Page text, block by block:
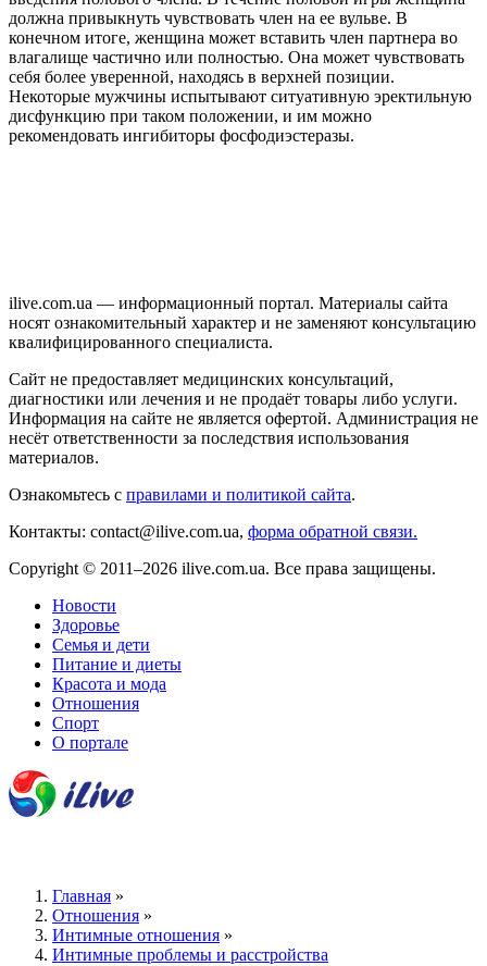
должна привыкнуть чувствовать член на ее вульве. В
конечном итоге, женщина может вставить член партнера во
влагалище частично или полностью. Она может чувствовать
себя более уверенной, находясь в верхней позиции.
Некоторые мужчины испытывают ситуативную эректильную
дисфункцию при таком положении, и им можно
рекомендовать ингибиторы фосфодиэстеразы.
ilive.com.ua — информационный портал. Материалы сайта
носят ознакомительный характер и не заменяют консультацию
квалифицированного специалиста.
Сайт не предоставляет медицинских консультаций,
диагностики или лечения и не продаёт товары либо услуги.
Информация на сайте не является офертой. Администрация не
несёт ответственности за последствия использования
материалов.
Ознакомьтесь с правилами и политикой сайта.
Контакты: contact@ilive.com.ua, форма обратной связи.
Copyright © 2011–2026 ilive.com.ua. Все права защищены.
Новости
Здоровье
Семья и дети
Питание и диеты
Красота и мода
Отношения
Спорт
О портале
Главная »
Отношения »
Интимные отношения »
Интимные проблемы и расстройства